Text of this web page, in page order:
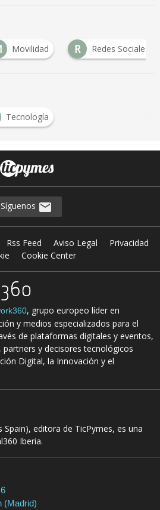
Movilidad R Redes Sociales
Tecnología
Síguenos
Rss Feed Aviso Legal
Privacidad
Cookie Center
, grupo europeo líder en
y medios especializados para el
de plataformas digitales y eventos,
y decisores tecnológicos
Digital, la Innovación y el
Spain), editora de TicPymes, es una
Iberia.
(Madrid)